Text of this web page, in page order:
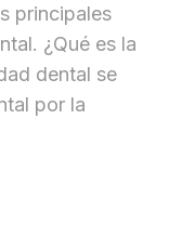
principales
¿Qué es la
dental se
por la